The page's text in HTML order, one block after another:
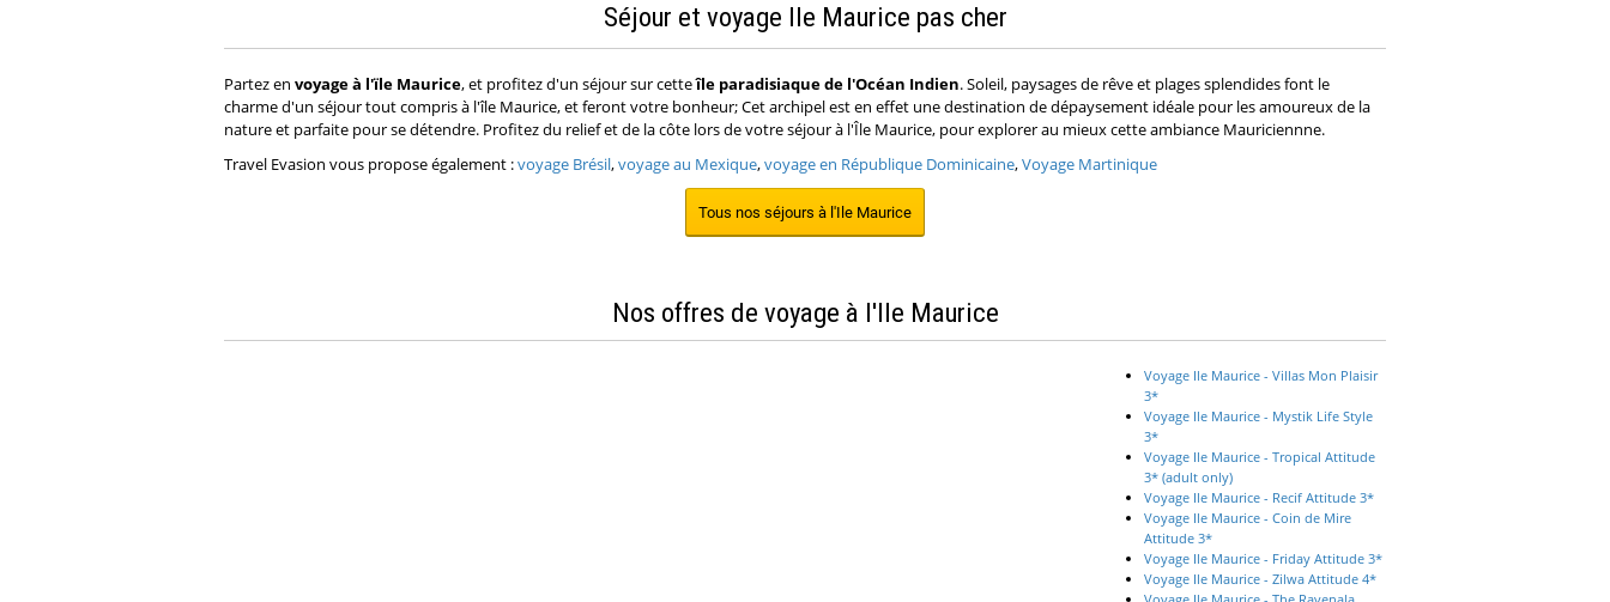
Séjour et voyage Ile Maurice pas cher
Partez en voyage à l'ïle Maurice, et profitez d'un séjour sur cetteîle paradisiaque de l'Océan Indien. Soleil, paysages de rêve et plages splendides font le
charme d'un séjour tout compris à l'île Maurice, et feront votre bonheur; Cet archipel est en effet une destination de dépaysement idéale pour les amoureux de la
nature et parfaite pour se détendre. Profitez du relief et de la côte lors de votre séjour à l'Île Maurice, pour explorer au mieux cette ambiance Mauriciennne.
Travel Evasion vous propose également :voyage Brésil,voyage au Mexique,voyage en République Dominicaine,Voyage Martinique
Tous nos séjours à l'Ile Maurice
Nos offres de voyage à l'Ile Maurice
Voyage Ile Maurice - Villas Mon Plaisir
3*
Voyage Ile Maurice - Mystik Life Style
3*
Voyage Ile Maurice - Tropical Attitude
3* (adult only)
Voyage Ile Maurice - Recif Attitude 3*
Voyage Ile Maurice - Coin de Mire
Attitude 3*
Voyage Ile Maurice - Friday Attitude 3*
Voyage Ile Maurice - Zilwa Attitude 4*